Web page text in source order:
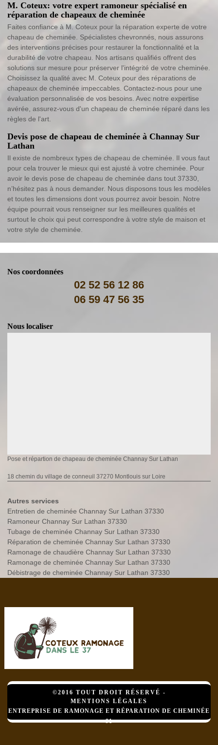
M. Coteux: votre expert ramoneur spécialisé en
réparation de chapeaux de cheminée
Faites confiance à M. Coteux pour la réparation experte de votre
chapeau de cheminée. Spécialistes chevronnés, nous assurons
des interventions précises pour restaurer la fonctionnalité et la
durabilité de votre chapeau. Nos artisans qualifiés offrent des
solutions sur mesure pour préserver l'intégrité de votre cheminée.
Choisissez la qualité avec M. Coteux pour des réparations de
chapeaux de cheminée impeccables. Contactez-nous pour une
évaluation personnalisée de vos besoins. Avec notre expertise
avérée, assurez-vous d'un chapeau de cheminée réparé dans les
règles de l'art.
Devis pose de chapeau de cheminée à Channay Sur
Lathan
Il existe de nombreux types de chapeau de cheminée. Il vous faut
pour cela trouver le mieux qui est ajusté à votre cheminée. Pour
avoir le devis pose de chapeau de cheminée dans tout 37330,
n’hésitez pas à nous demander. Nous disposons tous les modèles
et toutes les dimensions dont vous pourrez avoir besoin. Notre
équipe pourrait vous renseigner sur les meilleures qualités et
surtout le choix qui peut correspondre à votre style de maison et
votre style de cheminée.
Nos coordonnées
02 52 56 12 86
06 59 47 56 35
Nous localiser
Pose et répartion de chapeau de cheminée Channay Sur Lathan
18 chemin du village de conneuil 37270 Montlouis sur Loire
Autres services
Entretien de cheminée Channay Sur Lathan 37330
Ramoneur Channay Sur Lathan 37330
Tubage de cheminée Channay Sur Lathan 37330
Réparation de cheminée Channay Sur Lathan 37330
Ramonage de chaudière Channay Sur Lathan 37330
Ramonage de cheminée Channay Sur Lathan 37330
Débistrage de cheminée Channay Sur Lathan 37330
©2016 TOUT DROIT RÉSERVÉ -
MENTIONS LÉGALES
ENTREPRISE DE RAMONAGE ET RÉPARATION DE CHEMINÉE
91